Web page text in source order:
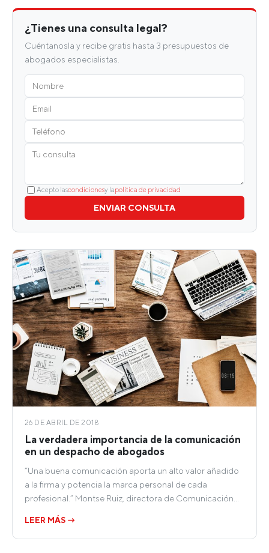
¿Tienes una consulta legal?
Cuéntanosla y recibe gratis hasta 3 presupuestos de
abogados especialistas.
Acepto lascondicionesy lapolítica de privacidad
ENVIAR CONSULTA
26 DE ABRIL DE 2018
La verdadera importancia de la comunicación
en un despacho de abogados
“Una buena comunicación aporta un alto valor añadido
a la firma y potencia la marca personal de cada
profesional.” Montse Ruiz, directora de Comunicación…
LEER MÁS →